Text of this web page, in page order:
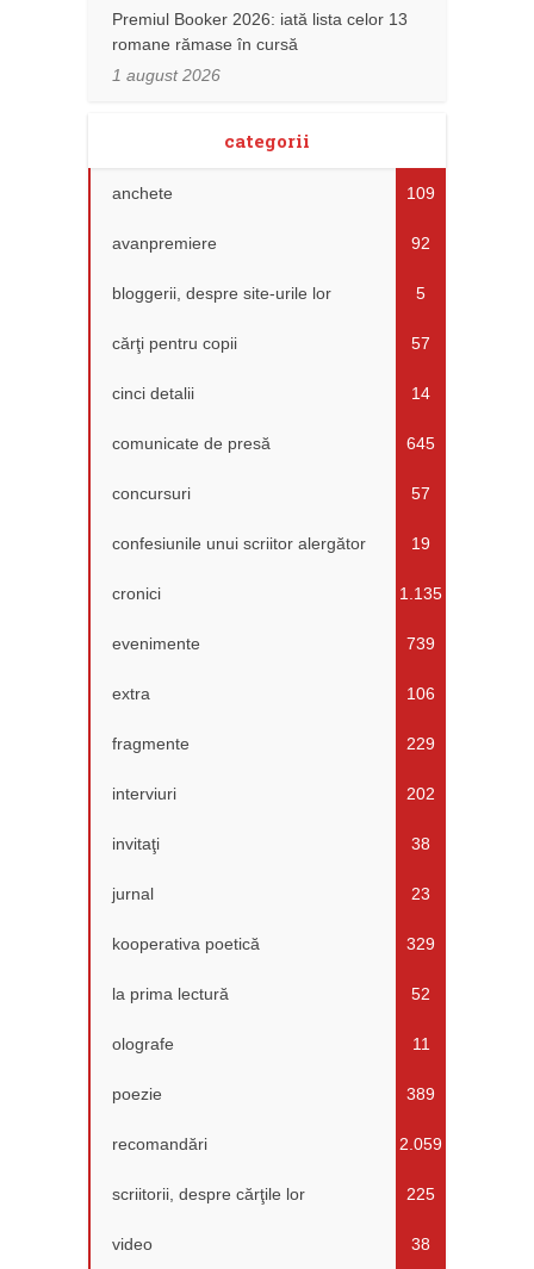
Premiul Booker 2026: iată lista celor 13
romane rămase în cursă
1 august 2026
categorii
anchete 109
avanpremiere 92
bloggerii, despre site-urile lor 5
cărţi pentru copii 57
cinci detalii 14
comunicate de presă 645
concursuri 57
confesiunile unui scriitor alergător 19
cronici 1.135
evenimente 739
extra 106
fragmente 229
interviuri 202
invitaţi 38
jurnal 23
kooperativa poetică 329
la prima lectură 52
olografe 11
poezie 389
recomandări 2.059
scriitorii, despre cărţile lor 225
video 38